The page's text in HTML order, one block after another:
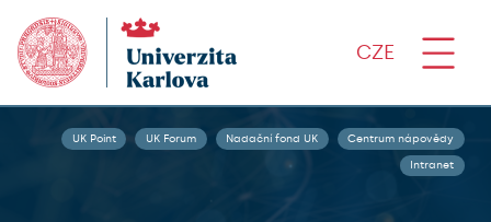
CZE
UK Point UK Forum Nadační fond UK Centrum nápovědy
Intranet